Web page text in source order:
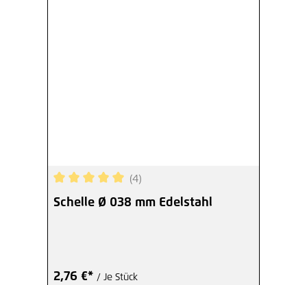
Durchschnittliche Bewertung von 5 von 5
(4)
Schelle Ø 038 mm Edelstahl
2,76 €* / Je Stück